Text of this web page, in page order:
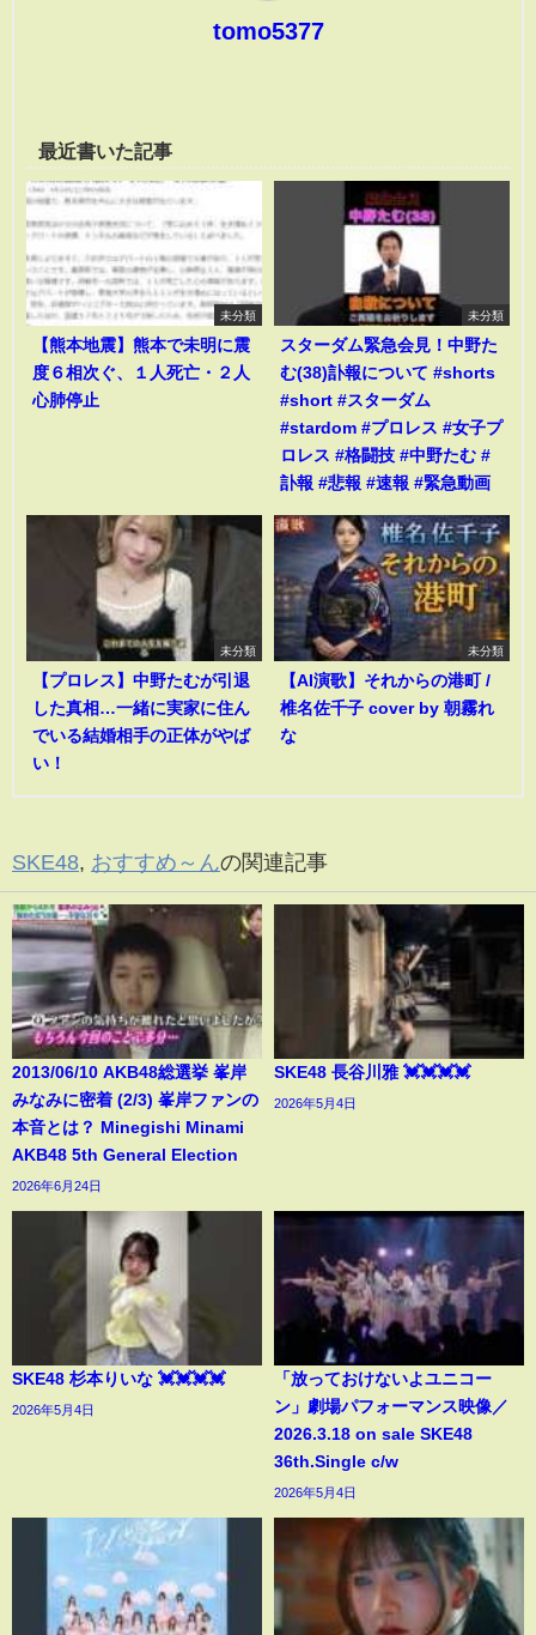
tomo5377
最近書いた記事
未分類
【熊本地震】熊本で未明に震
度６相次ぐ、１人死亡・２人
心肺停止
未分類
スターダム緊急会見！中野た
む(38)訃報について #shorts
#short #スターダム
#stardom #プロレス #女子プ
ロレス #格闘技 #中野たむ #
訃報 #悲報 #速報 #緊急動画
未分類
【プロレス】中野たむが引退
した真相…一緒に実家に住ん
でいる結婚相手の正体がやば
い！
未分類
【AI演歌】それからの港町 /
椎名佐千子 cover by 朝霧れ
な
SKE48, おすすめ～んの関連記事
2013/06/10 AKB48総選挙 峯岸
みなみに密着 (2/3) 峯岸ファンの
本音とは？ Minegishi Minami
AKB48 5th General Election
2026年6月24日
SKE48 長谷川雅 💓💓💓💓
2026年5月4日
SKE48 杉本りいな 💓💓💓💓
2026年5月4日
「放っておけないよユニコー
ン」劇場パフォーマンス映像／
2026.3.18 on sale SKE48
36th.Single c/w
2026年5月4日